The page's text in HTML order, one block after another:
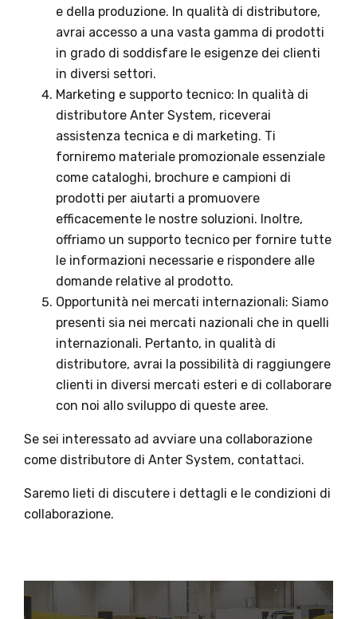
e della produzione. In qualità di distributore,
avrai accesso a una vasta gamma di prodotti
in grado di soddisfare le esigenze dei clienti
in diversi settori.
Marketing e supporto tecnico: In qualità di
distributore Anter System, riceverai
assistenza tecnica e di marketing. Ti
forniremo materiale promozionale essenziale
come cataloghi, brochure e campioni di
prodotti per aiutarti a promuovere
efficacemente le nostre soluzioni. Inoltre,
offriamo un supporto tecnico per fornire tutte
le informazioni necessarie e rispondere alle
domande relative al prodotto.
Opportunità nei mercati internazionali: Siamo
presenti sia nei mercati nazionali che in quelli
internazionali. Pertanto, in qualità di
distributore, avrai la possibilità di raggiungere
clienti in diversi mercati esteri e di collaborare
con noi allo sviluppo di queste aree.
Se sei interessato ad avviare una collaborazione
come distributore di Anter System, contattaci.
Saremo lieti di discutere i dettagli e le condizioni di
collaborazione.